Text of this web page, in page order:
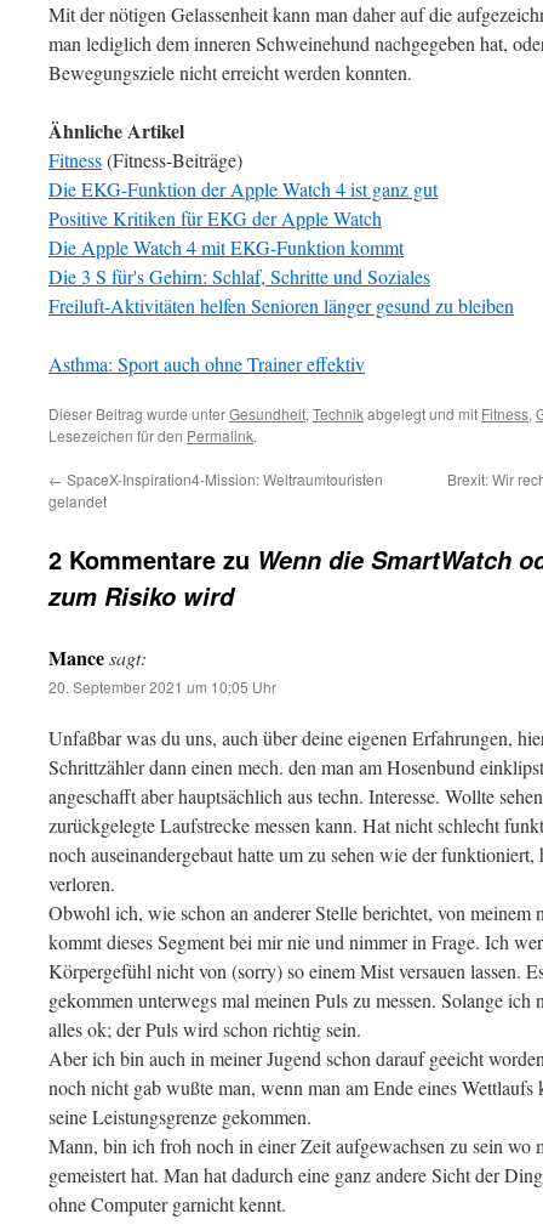
Mit der nötigen Gelassenheit kann man daher auf die
man lediglich dem inneren Schweinehund nachgegeben hat,
Bewegungsziele nicht erreicht werden konnten.
Ähnliche Artikel
Fitness(Fitness-Beiträge)
Die EKG-Funktion der Apple Watch 4 ist ganz gut
Positive Kritiken für EKG der Apple Watch
Die Apple Watch 4 mit EKG-Funktion kommt
Die 3 S für's Gehirn: Schlaf, Schritte und Soziales
Freiluft-Aktivitäten helfen Senioren länger gesund zu bleiben
Asthma: Sport auch ohne Trainer effektiv
Dieser Beitrag wurde unterGesundheit, Technikabgelegt und mit Fitness,
Lesezeichen für den Permalink.
← SpaceX-Inspiration4-Mission: Weltraumtouristen
gelandet
Brexit: Wir
2 Kommentare zu Wenn die SmartWatch
zum Risiko wird
Mancesagt:
20. September 2021 um 10:05 Uhr
Unfaßbar was du uns, auch über deine eigenen Erfahrungen,
Schrittzähler dann einen mech. den man am Hosenbund
angeschafft aber hauptsächlich aus techn. Interesse. Wollte
zurückgelegte Laufstrecke messen kann. Hat nicht schlecht
noch auseinandergebaut hatte um zu sehen wie der funktioniert,
verloren.
Obwohl ich, wie schon an anderer Stelle berichtet, von meinem
kommt dieses Segment bei mir nie und nimmer in Frage. Ich
Körpergefühl nicht von (sorry) so einem Mist versauen lassen.
gekommen unterwegs mal meinen Puls zu messen. Solange
alles ok; der Puls wird schon richtig sein.
Aber ich bin auch in meiner Jugend schon darauf geeicht
noch nicht gab wußte man, wenn man am Ende eines
seine Leistungsgrenze gekommen.
Mann, bin ich froh noch in einer Zeit aufgewachsen zu sein wo
gemeistert hat. Man hat dadurch eine ganz andere Sicht der
ohne Computer garnicht kennt.